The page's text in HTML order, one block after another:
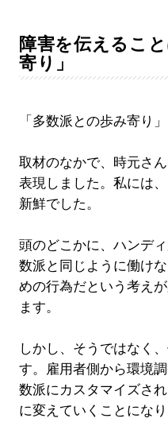
障害を伝えるこ
寄り」
「多数派との歩み寄り」
取材のなかで、時元さ
表現しました。私には
新鮮でした。
頭のどこかに、ハンデ
数派と同じように働け
めの行為だという考え
ます。
しかし、そうではなく
す。雇用者側から環境
数派にカスタマイズさ
に変えていくことになり